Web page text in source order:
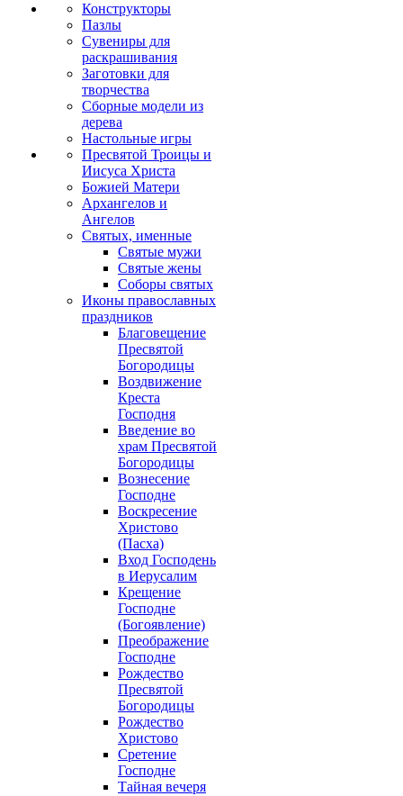
Конструкторы
Пазлы
Сувениры для
раскрашивания
Заготовки для
творчества
Сборные модели из
дерева
Настольные игры
Пресвятой Троицы и
Иисуса Христа
Божией Матери
Архангелов и
Ангелов
Святых, именные
Святые мужи
Святые жены
Соборы святых
Иконы православных
праздников
Благовещение
Пресвятой
Богородицы
Воздвижение
Креста
Господня
Введение во
храм Пресвятой
Богородицы
Вознесение
Господне
Воскресение
Христово
(Пасха)
Вход Господень
в Иерусалим
Крещение
Господне
(Богоявление)
Преображение
Господне
Рождество
Пресвятой
Богородицы
Рождество
Христово
Сретение
Господне
Тайная вечеря